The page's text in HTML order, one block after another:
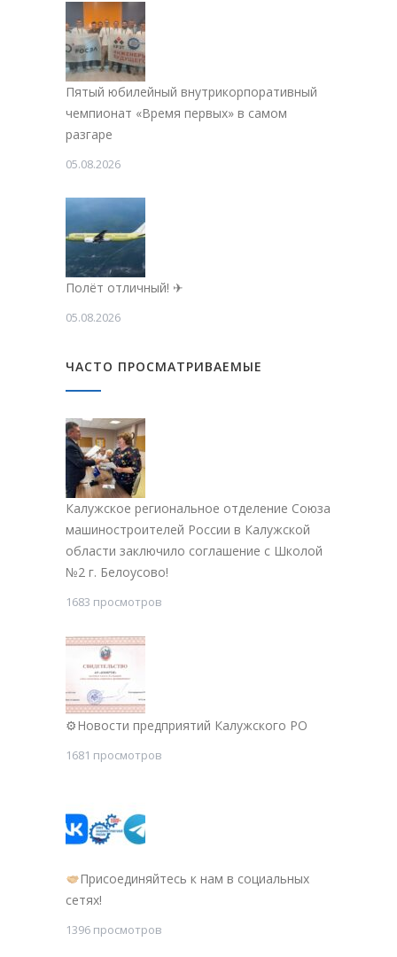
Пятый юбилейный внутрикорпоративный
чемпионат «Время первых» в самом
разгаре
05.08.2026
Полёт отличный! ✈
05.08.2026
ЧАСТО ПРОСМАТРИВАЕМЫЕ
Калужское региональное отделение Союза
машиностроителей России в Калужской
области заключило соглашение с Школой
№2 г. Белоусово!
1683 просмотров
⚙Новости предприятий Калужского РО
1681 просмотров
Присоединяйтесь к нам в социальных
сетях!
1396 просмотров